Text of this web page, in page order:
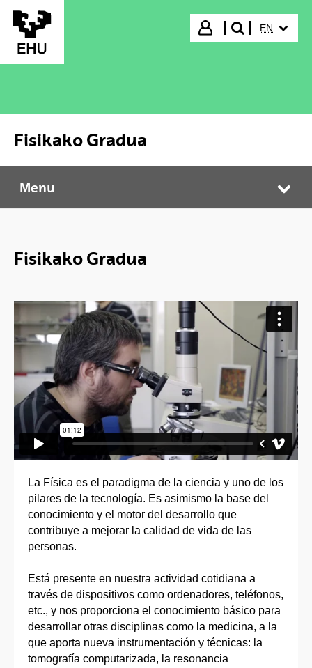
Skip to Main Content
Login
search"
EN
Fisikako Gradua
Fisikako Gradua
Menu
Fisikako Gradua
La Física es el paradigma de la ciencia y uno de los
pilares de la tecnología. Es asimismo la base del
conocimiento y el motor del desarrollo que
contribuye a mejorar la calidad de vida de las
personas.
Está presente en nuestra actividad cotidiana a
través de dispositivos como ordenadores, teléfonos,
etc., y nos proporciona el conocimiento básico para
desarrollar otras disciplinas como la medicina, a la
que aporta nueva instrumentación y técnicas: la
tomografía computarizada, la resonancia